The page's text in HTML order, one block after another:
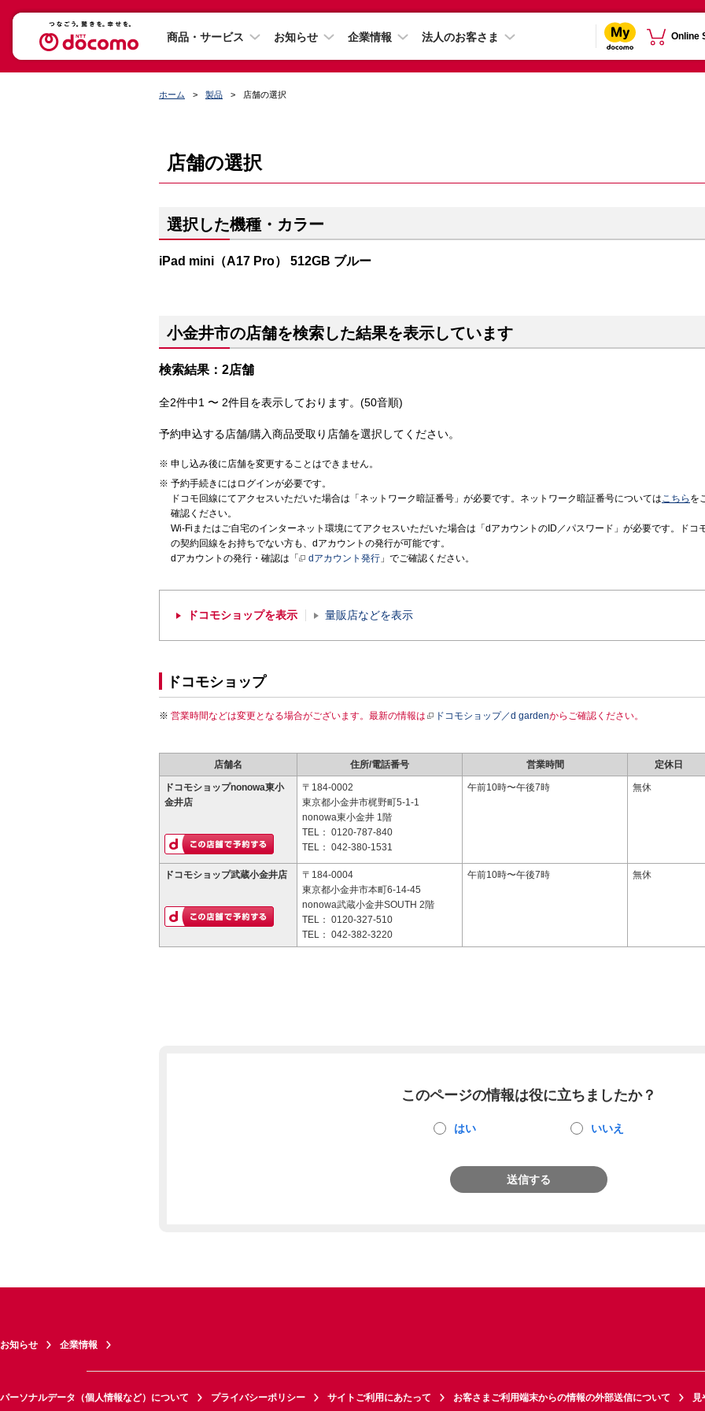
商品・サービス お知らせ 企業情報 法人のお客さま Online
ホーム 製品 店舗の選択
店舗の選択
選択した機種・カラー
iPad mini（A17 Pro） 512GB ブルー
小金井市の店舗を検索した結果を表示しています
検索結果：2店舗
全2件中1 〜 2件目を表示しております。(50音順)
予約申込する店舗/購入商品受取り店舗を選択してください。
申し込み後に店舗を変更することはできません。
予約手続きにはログインが必要です。
ドコモ回線にてアクセスいただいた場合は「ネットワーク暗証番号」が必要です。ネットワーク暗証番号についてはこちら を
確認ください。
Wi-Fiまたはご自宅のインターネット環境にてアクセスいただいた場合は「dアカウントのID／パスワード」が必要です。ドコ
の契約回線をお持ちでない方も、dアカウントの発行が可能です。
dアカウントの発行・確認は「
dアカウント発行 」でご確認ください。
ドコモショップを表示 量販店などを表示
ドコモショップ
営業時間などは変更となる場合がございます。最新の情報は ドコモショップ／d gardenからご確認ください。
店舗名 住所/電話番号 営業時間 定休日
ドコモショップnonowa東小
金井店
〒184-0002
東京都小金井市梶野町5-1-1
nonowa東小金井 1階
TEL： 0120-787-840
TEL： 042-380-1531
午前10時〜午後7時 無休
ドコモショップ武蔵小金井店
〒184-0004
東京都小金井市本町6-14-45
nonowa武蔵小金井SOUTH 2階
TEL： 0120-327-510
TEL： 042-382-3220
午前10時〜午後7時 無休
このページの情報は役に立ちましたか？
はい いいえ
送信する
お知らせ 企業情報
パーソナルデータ（個人情報など）について プライバシーポリシー サイトご利用にあたって お客さまご利用端末からの情報の外部送信について 見